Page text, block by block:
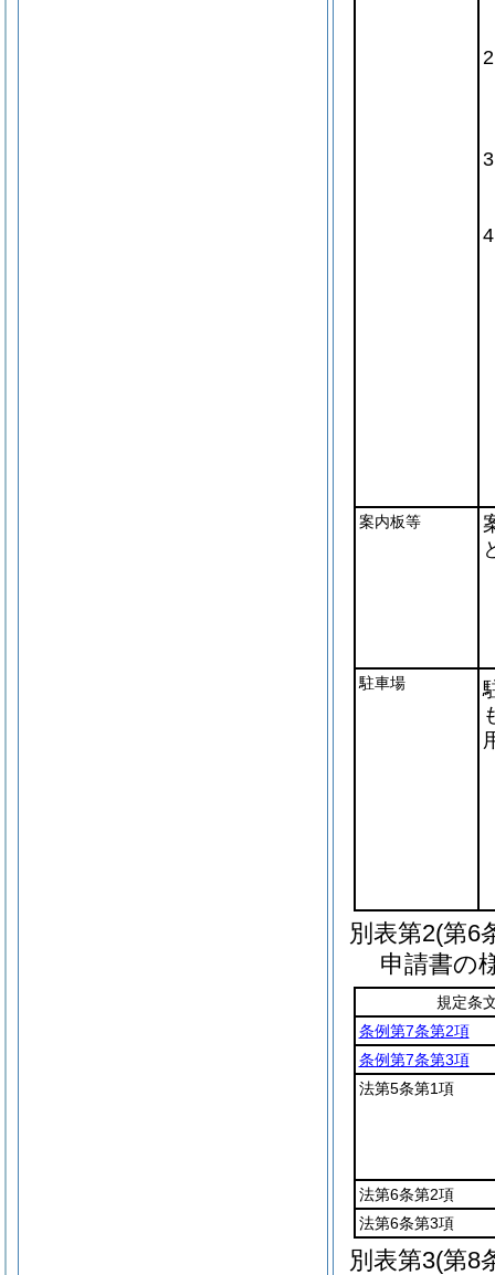
案内板等
駐車場
別表第2(第6
申請書の
規定条
条例第7条第2項
条例第7条第3項
法第5条第1項
法第6条第2項
法第6条第3項
別表第3(第8